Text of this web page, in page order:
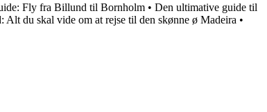
Fly fra Billund til Bornholm • Den ultimative guide til
Alt du skal vide om at rejse til den skønne ø Madeira •